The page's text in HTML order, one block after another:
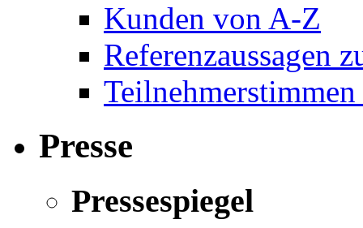
Kunden von A-Z
Referenzaussagen
Presse
Pressespiegel